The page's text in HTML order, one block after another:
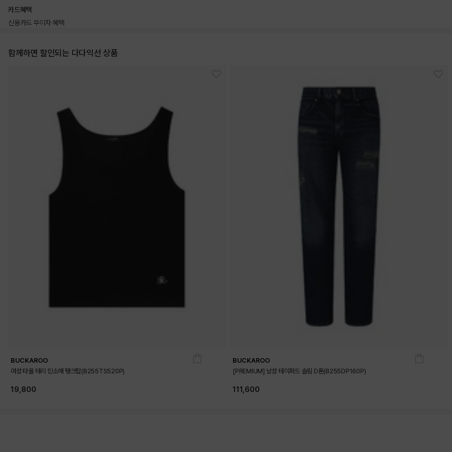
카드혜택
신용카드 무이자 혜택
함께하면 할인되는 다다익선 상품
BUCKAROO
여성 타올 테리 민소매 탱크탑(B255TS520P)
19,800
BUCKAROO
[PREMIUM] 남성 테이퍼드 슬림 D톤(B255DP160P)
111,600